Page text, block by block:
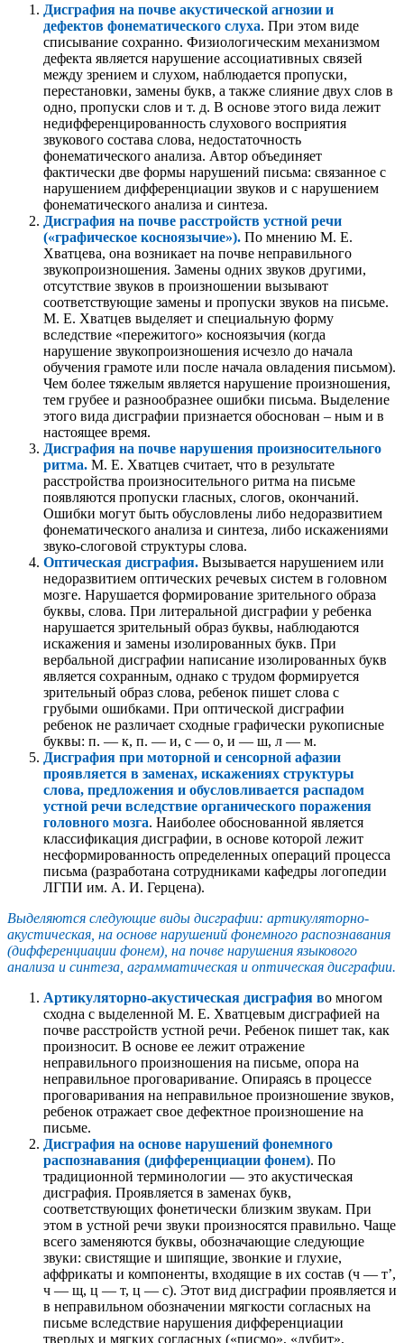
Дисграфия на почве акустической агнозии и
дефектов фонематического слуха. При этом виде
списывание сохранно. Физиологическим механизмом
дефекта является нарушение ассоциативных связей
между зрением и слухом, наблюдается пропуски,
перестановки, замены букв, а также слияние двух слов в
одно, пропуски слов и т. д. В основе этого вида лежит
недифференцированность слухового восприятия
звукового состава слова, недостаточность
фонематического анализа. Автор объединяет
фактически две формы нарушений письма: связанное с
нарушением дифференциации звуков и с нарушением
фонематического анализа и синтеза.
Дисграфия на почве расстройств устной речи
(«графическое косноязычие»). По мнению М. Е.
Хватцева, она возникает на почве неправильного
звукопроизношения. Замены одних звуков другими,
отсутствие звуков в произношении вызывают
соответствующие замены и пропуски звуков на письме.
М. Е. Хватцев выделяет и специальную форму
вследствие «пережитого» косноязычия (когда
нарушение звукопроизношения исчезло до начала
обучения грамоте или после начала овладения письмом).
Чем более тяжелым является нарушение произношения,
тем грубее и разнообразнее ошибки письма. Выделение
этого вида дисграфии признается обоснован – ным и в
настоящее время.
Дисграфия на почве нарушения произносительного
ритма. М. Е. Хватцев считает, что в результате
расстройства произносительного ритма на письме
появляются пропуски гласных, слогов, окончаний.
Ошибки могут быть обусловлены либо недоразвитием
фонематического анализа и синтеза, либо искажениями
звуко-слоговой структуры слова.
Оптическая дисграфия. Вызывается нарушением или
недоразвитием оптических речевых систем в головном
мозге. Нарушается формирование зрительного образа
буквы, слова. При литеральной дисграфии у ребенка
нарушается зрительный образ буквы, наблюдаются
искажения и замены изолированных букв. При
вербальной дисграфии написание изолированных букв
является сохранным, однако с трудом формируется
зрительный образ слова, ребенок пишет слова с
грубыми ошибками. При оптической дисграфии
ребенок не различает сходные графически рукописные
буквы: п. — к, п. — и, с — о, и — ш, л — м.
Дисграфия при моторной и сенсорной афазии
проявляется в заменах, искажениях структуры
слова, предложения и обусловливается распадом
устной речи вследствие органического поражения
головного мозга. Наиболее обоснованной является
классификация дисграфии, в основе которой лежит
несформированность определенных операций процесса
письма (разработана сотрудниками кафедры логопедии
ЛГПИ им. А. И. Герцена).
Выделяются следующие виды дисграфии: артикуляторно-
акустическая, на основе нарушений фонемного распознавания
(дифференциации фонем), на почве нарушения языкового
анализа и синтеза, аграмматическая и оптическая дисграфии.
Артикуляторно-акустическая дисграфия во многом
сходна с выделенной М. Е. Хватцевым дисграфией на
почве расстройств устной речи. Ребенок пишет так, как
произносит. В основе ее лежит отражение
неправильного произношения на письме, опора на
неправильное проговаривание. Опираясь в процессе
проговаривания на неправильное произношение звуков,
ребенок отражает свое дефектное произношение на
письме.
Дисграфия на основе нарушений фонемного
распознавания (дифференциации фонем). По
традиционной терминологии — это акустическая
дисграфия. Проявляется в заменах букв,
соответствующих фонетически близким звукам. При
этом в устной речи звуки произносятся правильно. Чаще
всего заменяются буквы, обозначающие следующие
звуки: свистящие и шипящие, звонкие и глухие,
аффрикаты и компоненты, входящие в их состав (ч — т’,
ч — щ, ц — т, ц — с). Этот вид дисграфии проявляется и
в неправильном обозначении мягкости согласных на
письме вследствие нарушения дифференциации
твердых и мягких согласных («писмо», «лубит»,